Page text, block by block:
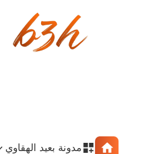
مدونة بعيد الهقاوي